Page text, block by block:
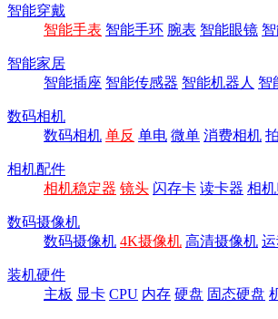
智能穿戴
智能手表 智能手环 腕表 智能眼镜
智能家居
智能插座 智能传感器 智能机器人 智
数码相机
数码相机 单反 单电 微单 消费相机
相机配件
相机稳定器 镜头 闪存卡 读卡器 相
数码摄像机
数码摄像机 4K摄像机 高清摄像机
装机硬件
主板 显卡 CPU 内存 硬盘 固态硬盘